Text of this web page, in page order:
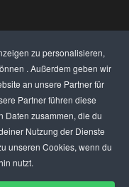
zu personalisieren,
. Außerdem geben wir
an unsere Partner für
Partner führen diese
Daten zusammen, die du
Nutzung der Dienste
unseren Cookies, wenn du
nutzt.